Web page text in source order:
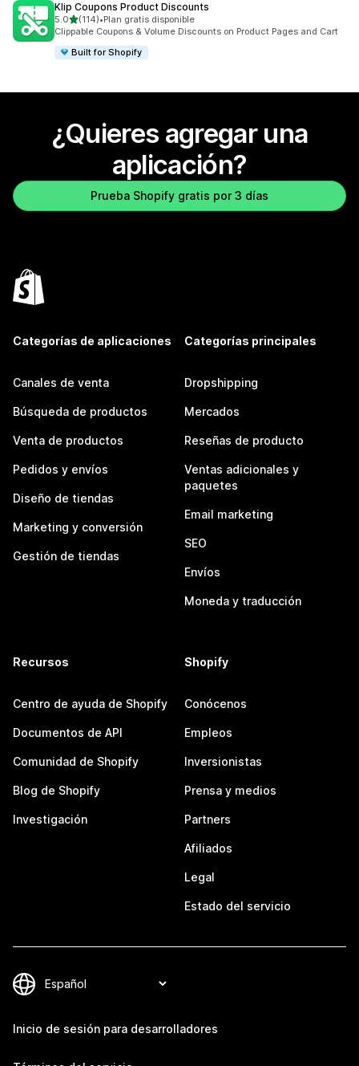
Klip Coupons Product Discounts
5.0de 5 estrellas
(114)
114 reseñas en total
•Plan gratis disponible
Clippable Coupons & Volume Discounts on Product Pages and Cart
Built for Shopify
¿Quieres agregar una
aplicación?
Prueba Shopify gratis por 3 días
Categorías de aplicaciones
Canales de venta
Búsqueda de productos
Venta de productos
Pedidos y envíos
Diseño de tiendas
Marketing y conversión
Gestión de tiendas
Categorías principales
Dropshipping
Mercados
Reseñas de producto
Ventas adicionales y
paquetes
Email marketing
SEO
Envíos
Moneda y traducción
Recursos
Centro de ayuda de Shopify
Documentos de API
Comunidad de Shopify
Blog de Shopify
Investigación
Shopify
Conócenos
Empleos
Inversionistas
Prensa y medios
Partners
Afiliados
Legal
Estado del servicio
Inicio de sesión para desarrolladores